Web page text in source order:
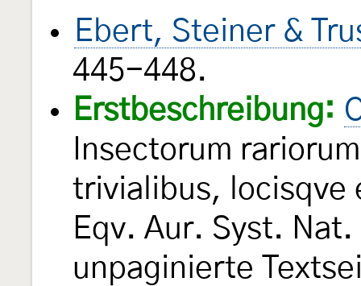
Ebert, Steiner &
445-448.
Erstbeschreibung:
Insectorum
trivialibus, locisqve
Eqv. Aur. Syst.
unpaginierte